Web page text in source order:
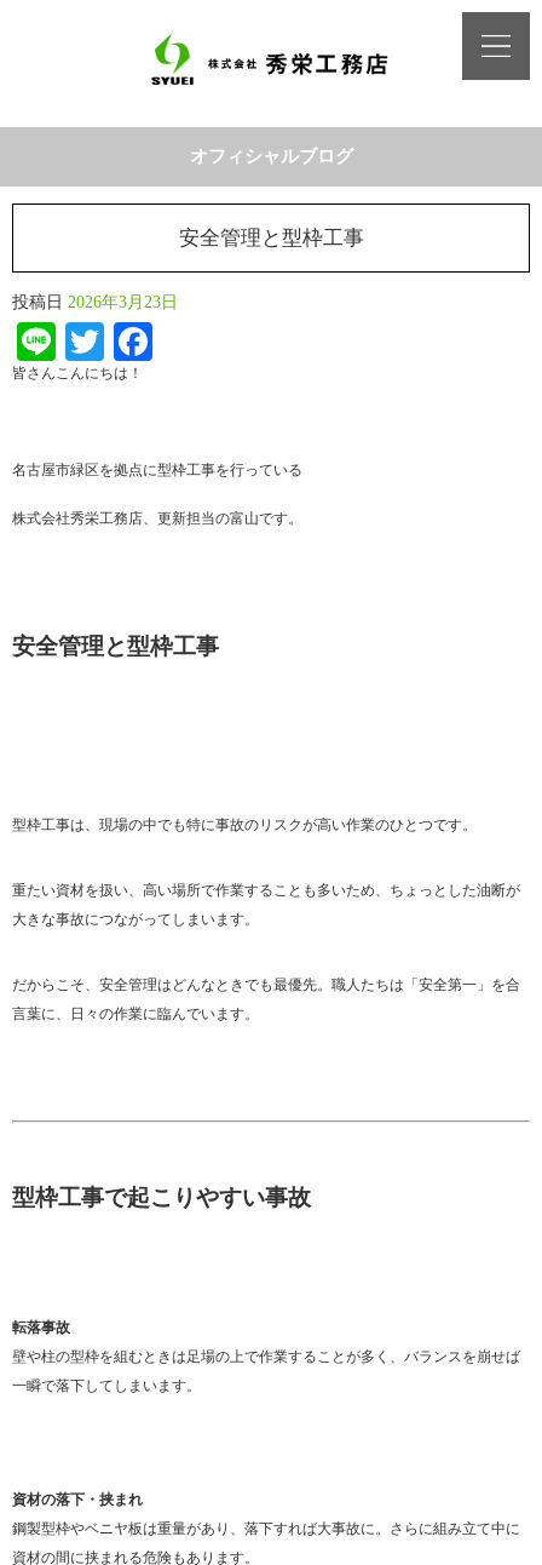
オフィシャルブログ
安全管理と型枠工事
投稿日 2026年3月23日
LineTwitter
皆さんこんにちは！
名古屋市緑区を拠点に型枠工事を行っている
株式会社秀栄工務店、更新担当の富山です。
安全管理と型枠工事
型枠工事は、現場の中でも特に事故のリスクが高い作業のひとつです。
重たい資材を扱い、高い場所で作業することも多いため、ちょっとした油断が
大きな事故につながってしまいます。
だからこそ、安全管理はどんなときでも最優先。職人たちは「安全第一」を合
言葉に、日々の作業に臨んでいます。
型枠工事で起こりやすい事故
転落事故
壁や柱の型枠を組むときは足場の上で作業することが多く、バランスを崩せば
一瞬で落下してしまいます。
資材の落下・挟まれ
鋼製型枠やベニヤ板は重量があり、落下すれば大事故に。さらに組み立て中に
資材の間に挟まれる危険もあります。